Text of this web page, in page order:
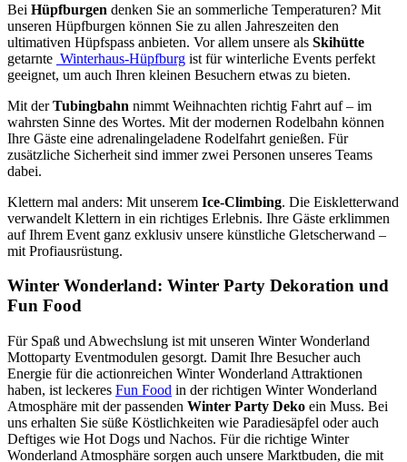
Bei Hüpfburgen denken Sie an sommerliche Temperaturen? Mit
unseren Hüpfburgen können Sie zu allen Jahreszeiten den
ultimativen Hüpfspass anbieten. Vor allem unsere als Skihütte
getarnte Winterhaus-Hüpfburg ist für winterliche Events perfekt
geeignet, um auch Ihren kleinen Besuchern etwas zu bieten.
Mit derTubingbahn nimmt Weihnachten richtig Fahrt auf – im
wahrsten Sinne des Wortes. Mit der modernen Rodelbahn können
Ihre Gäste eine adrenalingeladene Rodelfahrt genießen. Für
zusätzliche Sicherheit sind immer zwei Personen unseres Teams
dabei.
Klettern mal anders: Mit unserem Ice-Climbing. Die Eiskletterwand
verwandelt Klettern in ein richtiges Erlebnis. Ihre Gäste erklimmen
auf Ihrem Event ganz exklusiv unsere künstliche Gletscherwand –
mit Profiausrüstung.
Winter Wonderland: Winter Party Dekoration und
Fun Food
Für Spaß und Abwechslung ist mit unseren Winter Wonderland
Mottoparty Eventmodulen gesorgt. Damit Ihre Besucher auch
Energie für die actionreichen Winter Wonderland Attraktionen
haben, ist leckeres Fun Food in der richtigen Winter Wonderland
Atmosphäre mit der passenden Winter Party Deko ein Muss. Bei
uns erhalten Sie süße Köstlichkeiten wie Paradiesäpfel oder auch
Deftiges wie Hot Dogs und Nachos. Für die richtige Winter
Wonderland Atmosphäre sorgen auch unsere Marktbuden, die mit